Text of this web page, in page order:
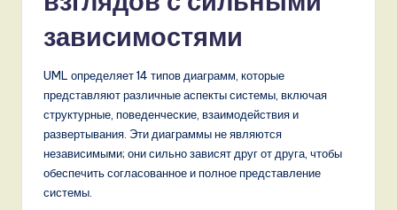
w
зависимостями
UML определяет 14 типов диаграмм, которые
представляют различные аспекты системы, включая
структурные, поведенческие, взаимодействия и
развертывания. Эти диаграммы не являются
независимыми; они сильно зависят друг от друга, чтобы
обеспечить согласованное и полное представление
системы.